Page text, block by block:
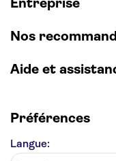
Nos
Aide et
Préférences
Langue: